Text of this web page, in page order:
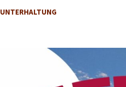
UNTERHALTUNG